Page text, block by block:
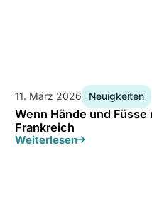
11. März 2026 Neuigkeiten
Wenn Hände und
Frankreich
Weiterlesen